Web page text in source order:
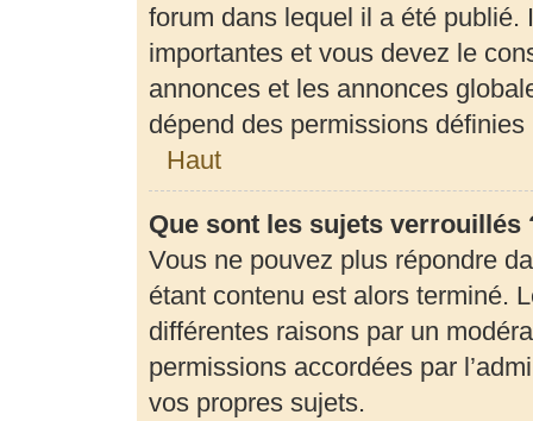
forum dans lequel il a été
importantes et vous devez le
annonces et les annonces
dépend des permissions définies
Haut
Que sont les sujets verrouillés
Vous ne pouvez plus répondre
étant contenu est alors terminé.
différentes raisons par un
permissions accordées par
vos propres sujets.